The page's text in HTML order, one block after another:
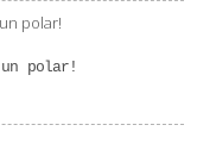
un polar!